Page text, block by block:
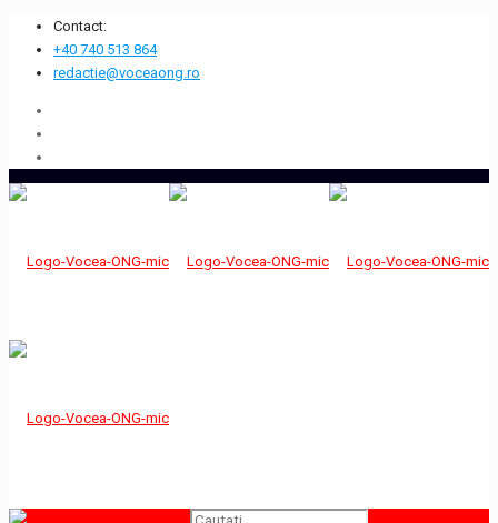
Contact:
+40 740 513 864
redactie@voceaong.ro